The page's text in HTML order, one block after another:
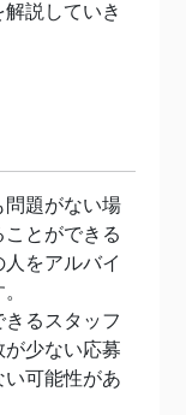
説していき
問題がない場
とができる
をアルバイ
るスタッフ
少ない応募
可能性があ